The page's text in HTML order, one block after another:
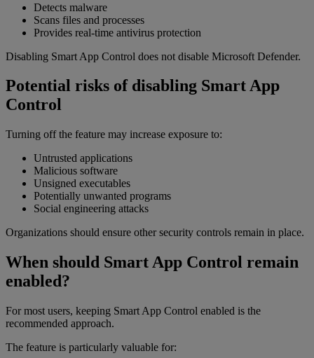
Detects malware
Scans files and processes
Provides real-time antivirus protection
Disabling Smart App Control does not disable Microsoft Defender.
Potential risks of disabling Smart App
Control
Turning off the feature may increase exposure to:
Untrusted applications
Malicious software
Unsigned executables
Potentially unwanted programs
Social engineering attacks
Organizations should ensure other security controls remain in place.
When should Smart App Control remain
enabled?
For most users, keeping Smart App Control enabled is the
recommended approach.
The feature is particularly valuable for: